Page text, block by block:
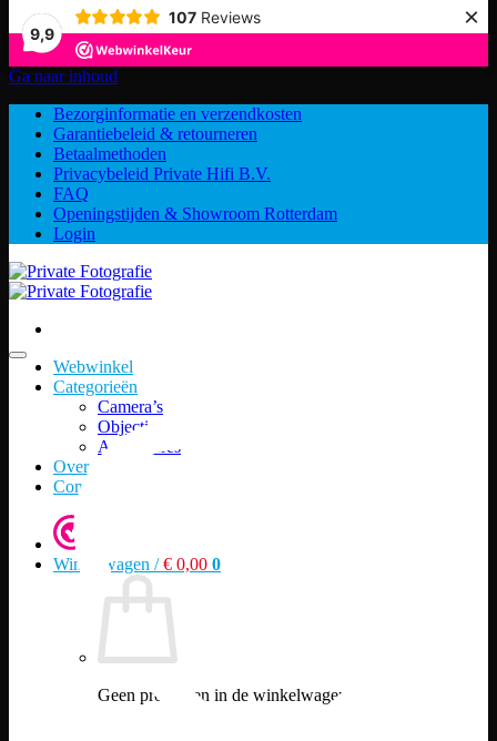
9,9
107 Reviews ×
Ga naar inhoud
Bezorginformatie en verzendkosten
Garantiebeleid & retourneren
Betaalmethoden
Privacybeleid Private Hifi B.V.
FAQ
Openingstijden & Showroom Rotterdam
Login
Webwinkel
Categorieën
Camera’s
Objectieven
Accessoires
Over ons
Contact
Winkelwagen /€ 0,00 0
Geen producten in de winkelwagen.